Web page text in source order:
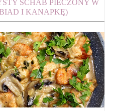
SCHAB PIECZONY W
I KANAPKĘ)